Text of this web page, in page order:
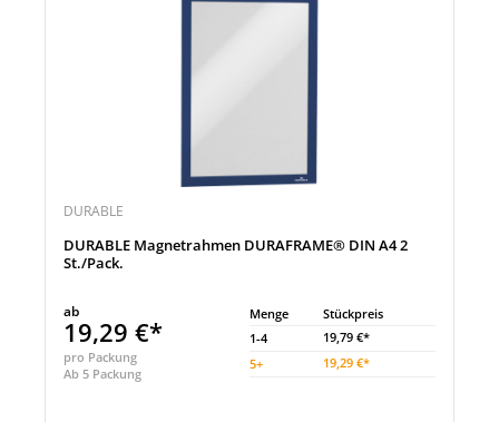
DURABLE
DURABLE Magnetrahmen DURAFRAME® DIN A4 2
St./Pack.
ab
19,29 €*
pro Packung
Ab 5 Packung
Menge
Stückpreis
1-4
19,79 €*
5+ 19,29 €*